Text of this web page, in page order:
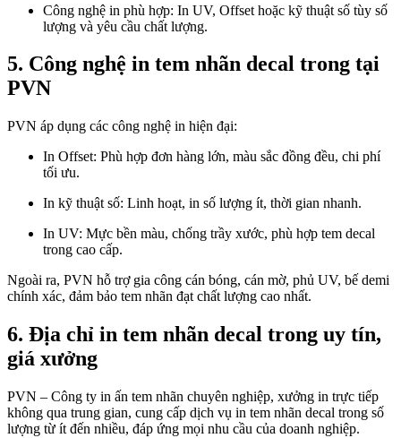
Công nghệ in phù hợp: In UV, Offset hoặc kỹ thuật số tùy số
lượng và yêu cầu chất lượng.
5. Công nghệ in tem nhãn decal trong tại
PVN
PVN áp dụng các công nghệ in hiện đại:
In Offset: Phù hợp đơn hàng lớn, màu sắc đồng đều, chi phí
tối ưu.
In kỹ thuật số: Linh hoạt, in số lượng ít, thời gian nhanh.
In UV: Mực bền màu, chống trầy xước, phù hợp tem decal
trong cao cấp.
Ngoài ra, PVN hỗ trợ gia công cán bóng, cán mờ, phủ UV, bế demi
chính xác, đảm bảo tem nhãn đạt chất lượng cao nhất.
6. Địa chỉ in tem nhãn decal trong uy tín,
giá xưởng
PVN – Công ty in ấn tem nhãn chuyên nghiệp, xưởng in trực tiếp
không qua trung gian, cung cấp dịch vụ in tem nhãn decal trong số
lượng từ ít đến nhiều, đáp ứng mọi nhu cầu của doanh nghiệp.